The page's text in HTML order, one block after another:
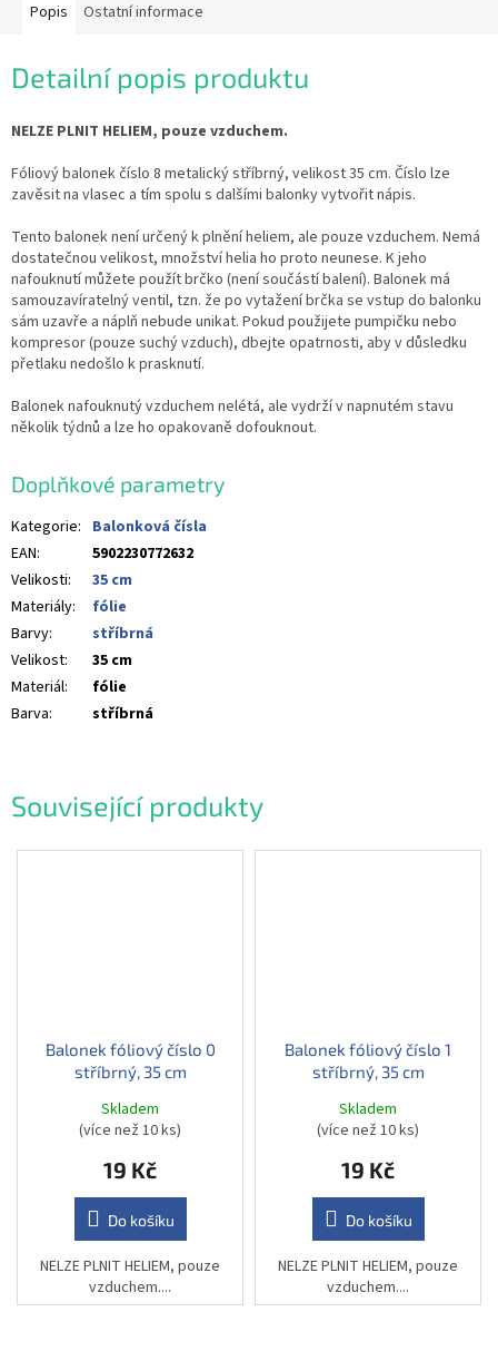
Související produkty
Balonek fóliový číslo 0
stříbrný, 35 cm
Skladem
(více než 10 ks)
19 Kč
Do košíku
NELZE PLNIT HELIEM, pouze
vzduchem....
Balonek fóliový číslo 1
stříbrný, 35 cm
Skladem
(více než 10 ks)
19 Kč
Do košíku
NELZE PLNIT HELIEM, pouze
vzduchem....
Popis Ostatní informace
Detailní popis produktu
NELZE PLNIT HELIEM, pouze vzduchem.
Fóliový balonek číslo 8 metalický stříbrný, velikost 35 cm. Číslo lze
zavěsit na vlasec a tím spolu s dalšími balonky vytvořit nápis.
Tento balonek není určený k plnění heliem, ale pouze vzduchem. Nemá
dostatečnou velikost, množství helia ho proto neunese. K jeho
nafouknutí můžete použít brčko (není součástí balení). Balonek má
samouzavíratelný ventil, tzn. že po vytažení brčka se vstup do balonku
sám uzavře a náplň nebude unikat. Pokud použijete pumpičku nebo
kompresor (pouze suchý vzduch), dbejte opatrnosti, aby v důsledku
přetlaku nedošlo k prasknutí.
Balonek nafouknutý vzduchem nelétá, ale vydrží v napnutém stavu
několik týdnů a lze ho opakovaně dofouknout.
Doplňkové parametry
Kategorie: Balonková čísla
EAN:
5902230772632
Velikosti:
35 cm
Materiály:
fólie
Barvy:
stříbrná
Velikost:
35 cm
Materiál:
fólie
Barva: stříbrná